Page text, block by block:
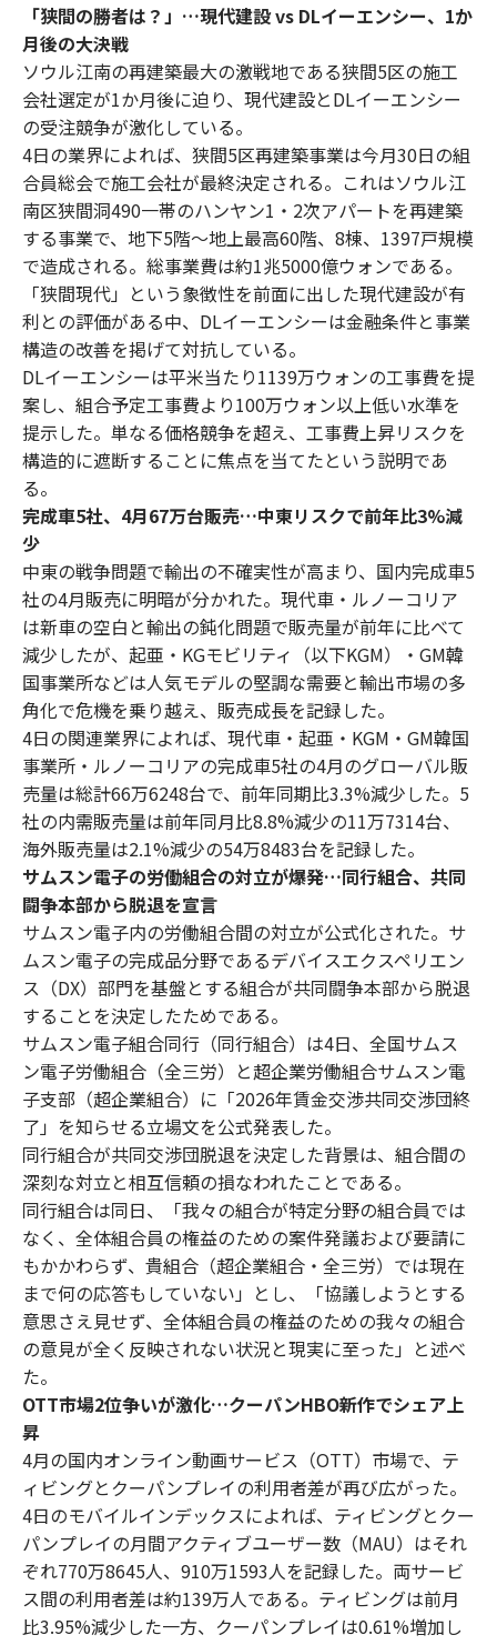
「狭間の勝者は？」…現代建設 vs DLイーエンシー、1か
月後の大決戦
ソウル江南の再建築最大の激戦地である狭間5区の施工
会社選定が1か月後に迫り、現代建設とDLイーエンシー
の受注競争が激化している。
4日の業界によれば、狭間5区再建築事業は今月30日の組
合員総会で施工会社が最終決定される。これはソウル江
南区狭間洞490一帯のハンヤン1・2次アパートを再建築
する事業で、地下5階～地上最高60階、8棟、1397戸規模
で造成される。総事業費は約1兆5000億ウォンである。
「狭間現代」という象徴性を前面に出した現代建設が有
利との評価がある中、DLイーエンシーは金融条件と事業
構造の改善を掲げて対抗している。
DLイーエンシーは平米当たり1139万ウォンの工事費を提
案し、組合予定工事費より100万ウォン以上低い水準を
提示した。単なる価格競争を超え、工事費上昇リスクを
構造的に遮断することに焦点を当てたという説明であ
る。
完成車5社、4月67万台販売…中東リスクで前年比3%減
少
中東の戦争問題で輸出の不確実性が高まり、国内完成車5
社の4月販売に明暗が分かれた。現代車・ルノーコリア
は新車の空白と輸出の鈍化問題で販売量が前年に比べて
減少したが、起亜・KGモビリティ（以下KGM）・GM韓
国事業所などは人気モデルの堅調な需要と輸出市場の多
角化で危機を乗り越え、販売成長を記録した。
4日の関連業界によれば、現代車・起亜・KGM・GM韓国
事業所・ルノーコリアの完成車5社の4月のグローバル販
売量は総計66万6248台で、前年同期比3.3%減少した。5
社の内需販売量は前年同月比8.8%減少の11万7314台、
海外販売量は2.1%減少の54万8483台を記録した。
サムスン電子の労働組合の対立が爆発…同行組合、共同
闘争本部から脱退を宣言
サムスン電子内の労働組合間の対立が公式化された。サ
ムスン電子の完成品分野であるデバイスエクスペリエン
ス（DX）部門を基盤とする組合が共同闘争本部から脱退
することを決定したためである。
サムスン電子組合同行（同行組合）は4日、全国サムス
ン電子労働組合（全三労）と超企業労働組合サムスン電
子支部（超企業組合）に「2026年賃金交渉共同交渉団終
了」を知らせる立場文を公式発表した。
同行組合が共同交渉団脱退を決定した背景は、組合間の
深刻な対立と相互信頼の損なわれたことである。
同行組合は同日、「我々の組合が特定分野の組合員では
なく、全体組合員の権益のための案件発議および要請に
もかかわらず、貴組合（超企業組合・全三労）では現在
まで何の応答もしていない」とし、「協議しようとする
意思さえ見せず、全体組合員の権益のための我々の組合
の意見が全く反映されない状況と現実に至った」と述べ
た。
OTT市場2位争いが激化…クーパンHBO新作でシェア上
昇
4月の国内オンライン動画サービス（OTT）市場で、テ
ィビングとクーパンプレイの利用者差が再び広がった。
4日のモバイルインデックスによれば、ティビングとクー
パンプレイの月間アクティブユーザー数（MAU）はそれ
ぞれ770万8645人、910万1593人を記録した。両サービ
ス間の利用者差は約139万人である。ティビングは前月
比3.95%減少した一方、クーパンプレイは0.61%増加し